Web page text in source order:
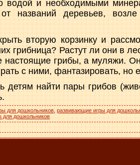
водой и необходимыми
названий деревьев,
вто­рую корзинку и
гриб­ница? Растут ли они в
настоя­щие грибы, а муляжи.
с ними, фантазировать, но
детям найти пары грибов
для дошкольников развивающие игры для
для дошкольников